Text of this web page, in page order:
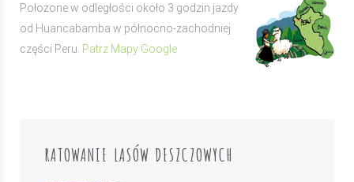
Położone w odległości około 3 godzin jazdy
od Huancabamba w północno-zachodniej
części Peru. Patrz Mapy Google
RATOWANIE LASÓW DESZCZOWYCH